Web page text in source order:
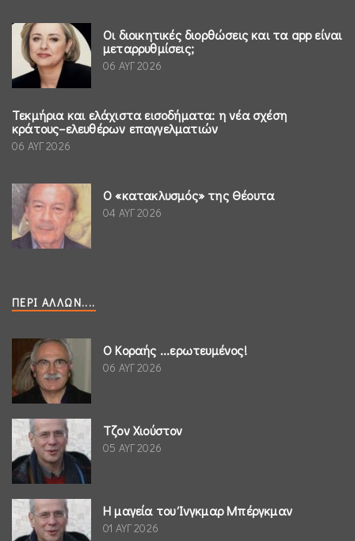
Οι διοικητικές διορθώσεις και τα app είναι
μεταρρυθμίσεις;
06 ΑΥΓ 2026
Τεκμήρια και ελάχιστα εισοδήματα: η νέα σχέση
κράτους–ελευθέρων επαγγελματιών
06 ΑΥΓ 2026
Ο «κατακλυσμός» της Θέουτα
04 ΑΥΓ 2026
ΠΕΡΊ ΆΛΛΩΝ....
Ο Κοραής ...ερωτευμένος!
06 ΑΥΓ 2026
Τζον Χιούστον
05 ΑΥΓ 2026
Η μαγεία του Ίνγκμαρ Μπέργκμαν
01 ΑΥΓ 2026